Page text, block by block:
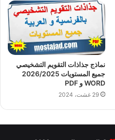
نماذج جذاذات التقويم التشخيصي
جميع المستويات 2026/2025
WORD و PDF
29 غشت، 2024